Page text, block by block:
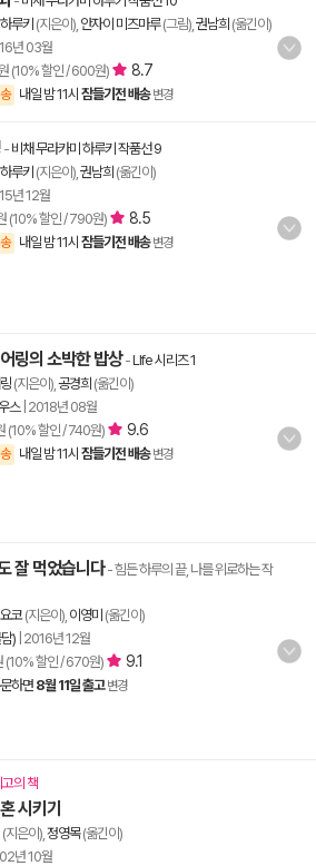
루키 (지은이), 안자이 미즈마루(그림), 권남희 (옮긴이)
년 03월
(10% 할인 / 600원) 8.7
내일 밤 11시 잠들기전 배송 변경
- 비채 무라카미 하루키 작품선 9
루키 (지은이), 권남희 (옮긴이)
년 12월
(10% 할인 / 790원) 8.5
내일 밤 11시 잠들기전 배송 변경
링의 소박한 밥상-LIfe 시리즈 1
(지은이), 공경희 (옮긴이)
스| 2018년 08월
(10% 할인 / 740원) 9.6
내일 밤 11시 잠들기전 배송 변경
잘 먹었습니다- 힘든 하루의 끝, 나를 위로하는 작
코(지은이), 이영미 (옮긴이)
) 2016년 12월
(10% 할인 / 670원) 9.1
하면8월 11일 출고 변경
의 책
시키기
(지은이), 정영목(옮긴이)
년 10월